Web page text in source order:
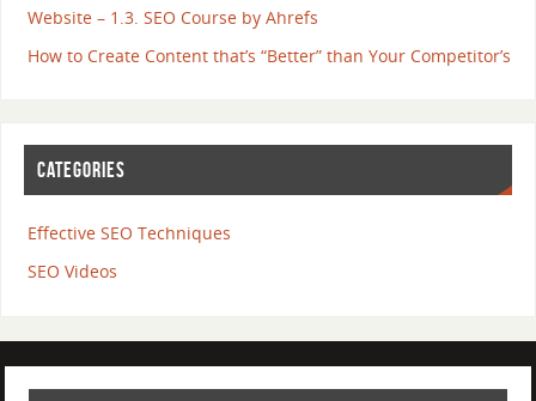
Website – 1.3. SEO Course by Ahrefs
How to Create Content that’s “Better” than Your Competitor’s
CATEGORIES
Effective SEO Techniques
SEO Videos